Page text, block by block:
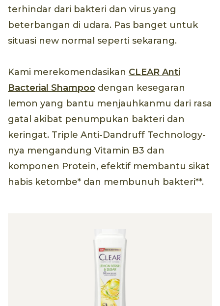
terhindar dari bakteri dan virus yang
beterbangan di udara. Pas banget untuk
situasi new normal seperti sekarang.
Kami merekomendasikan CLEAR Anti
Bacterial Shampoo dengan kesegaran
lemon yang bantu menjauhkanmu dari rasa
gatal akibat penumpukan bakteri dan
keringat. Triple Anti-Dandruff Technology-
nya mengandung Vitamin B3 dan
komponen Protein, efektif membantu sikat
habis ketombe* dan membunuh bakteri**.